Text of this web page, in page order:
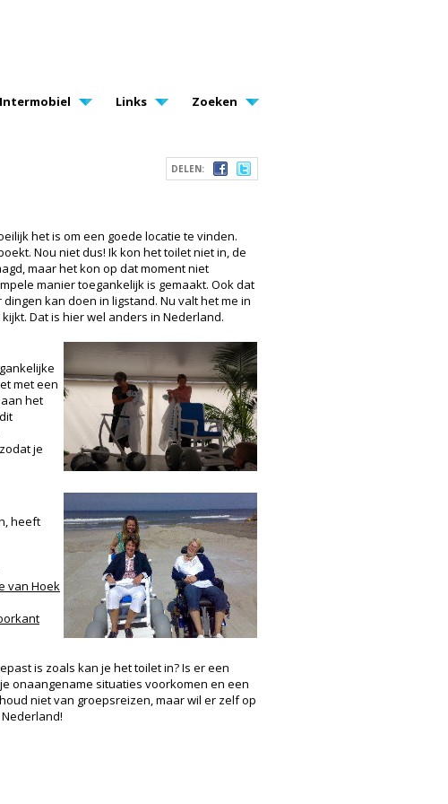
Links Zoeken
DELEN:
het is om een goede locatie te vinden.
Nou niet dus! Ik kon het toilet niet in, de
maar het kon op dat moment niet
manier toegankelijk is gemaakt. Ook dat
kan doen in ligstand. Nu valt het me in
Dat is hier wel anders in Nederland.
met een
het
je
heeft
van Hoek
is zoals kan je het toilet in? Is er een
onaangename situaties voorkomen en een
niet van groepsreizen, maar wil er zelf op